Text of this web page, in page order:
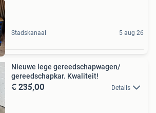
Stadskanaal 5 aug 26
Nieuwe lege gereedschapwagen/
gereedschapkar. Kwaliteit!
€ 235,00 Details